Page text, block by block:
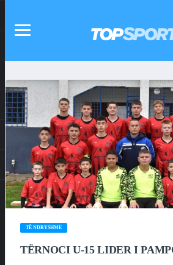
TË NDRYSHME
TËRNOCI U-15 LIDER I